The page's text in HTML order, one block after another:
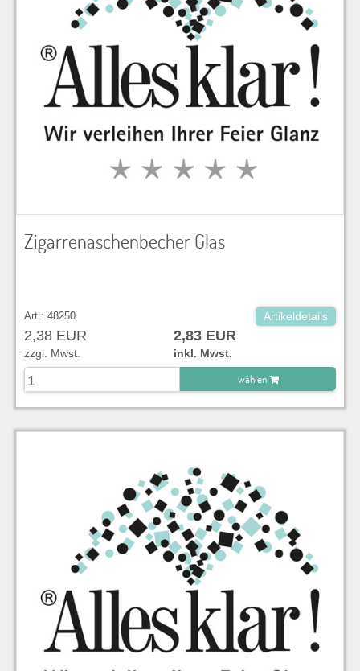
Zigarrenaschenbecher Glas
Art.: 48250 Artikeldetails
2,38 EUR 2,83 EUR
zzgl. Mwst.
inkl. Mwst.
wählen
zu Warenkorb hinzugefügt.